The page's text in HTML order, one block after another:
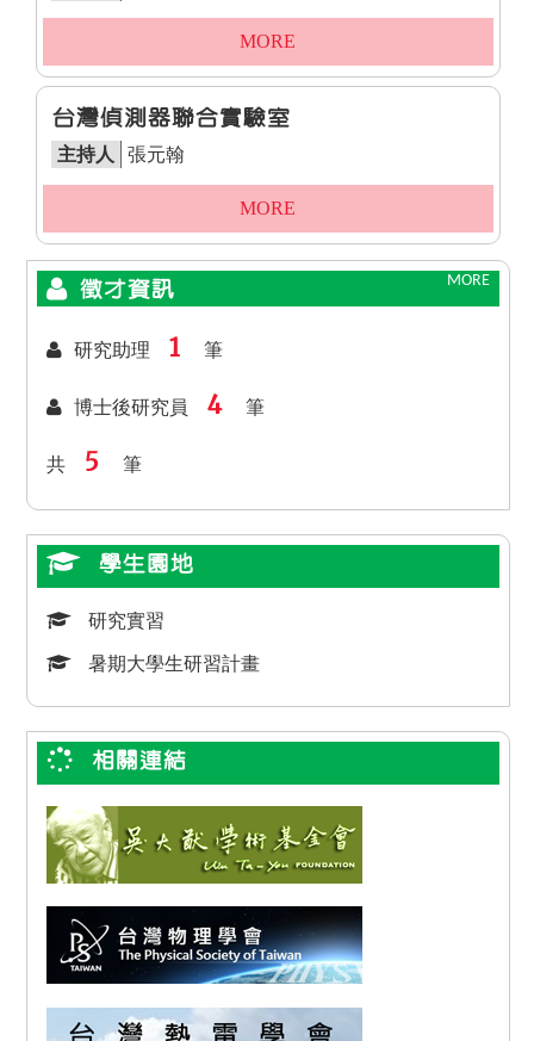
MORE
台灣偵測器聯合實驗室
主持人 張元翰
MORE
徵才資訊 MORE
研究助理 1 筆
博士後研究員4 筆
共 5 筆
學生園地
研究實習
暑期大學生研習計畫
相關連結